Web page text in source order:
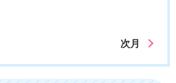
次月